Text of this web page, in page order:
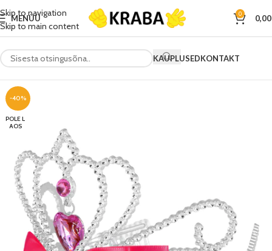
Skip to navigation
Skip to main content
MENÜÜ 0
KAUPLUSEDKONTAKT
-40%
POLE L
AOS